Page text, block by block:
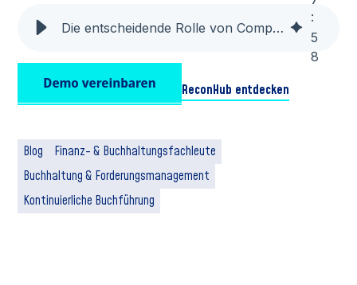
Die entscheidende Rolle von Compliance und Kontrolle bei der Automatisierung der Debitoren-Buchhaltung
:
5
8
ReconHub entdecken
Blog
Finanz- & Buchhaltungsfachleute
Buchhaltung & Forderungsmanagement
Kontinuierliche Buchführung